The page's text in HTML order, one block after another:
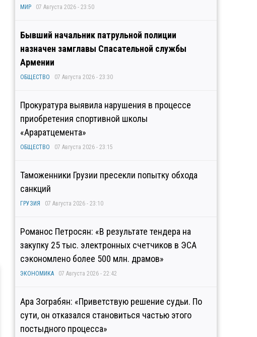
МИР 07 Августа 2026 - 23:50
Бывший начальник патрульной полиции
назначен замглавы Спасательной службы
Армении
ОБЩЕСТВО 07 Августа 2026 - 23:30
Прокуратура выявила нарушения в процессе
приобретения спортивной школы
«Араратцемента»
ОБЩЕСТВО 07 Августа 2026 - 23:15
Таможенники Грузии пресекли попытку обхода
санкций
ГРУЗИЯ 07 Августа 2026 - 23:10
Романос Петросян: «В результате тендера на
закупку 25 тыс. электронных счетчиков в ЭСА
сэкономлено более 500 млн. драмов»
ЭКОНОМИКА 07 Августа 2026 - 22:42
Ара Зограбян: «Приветствую решение судьи. По
сути, он отказался становиться частью этого
постыдного процесса»